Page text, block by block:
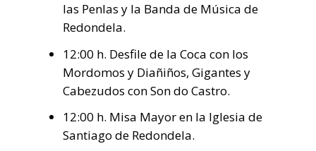
las Penlas y la Banda de Música de
Redondela.
12:00 h. Desfile de la Coca con los
Mordomos y Diañiños, Gigantes y
Cabezudos con Son do Castro.
12:00 h. Misa Mayor en la Iglesia de
Santiago de Redondela.